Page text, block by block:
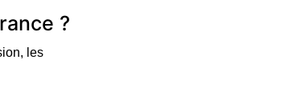
?
les